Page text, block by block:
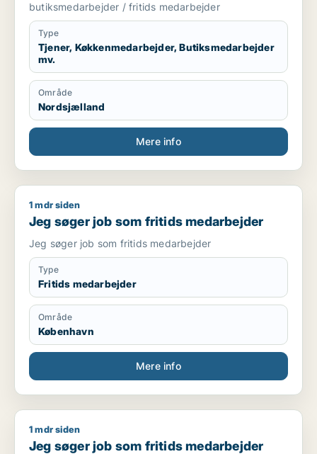
butiksmedarbejder / fritids medarbejder
Type
Tjener, Køkkenmedarbejder, Butiksmedarbejder
mv.
Område
Nordsjælland
Mere info
Jeg søger job som fritids medarbejder
1 mdr siden
Jeg søger job som fritids medarbejder
Jeg søger job som fritids medarbejder
Type
Fritids medarbejder
Område
København
Mere info
Jeg søger job som fritids medarbejder
1 mdr siden
Jeg søger job som fritids medarbejder